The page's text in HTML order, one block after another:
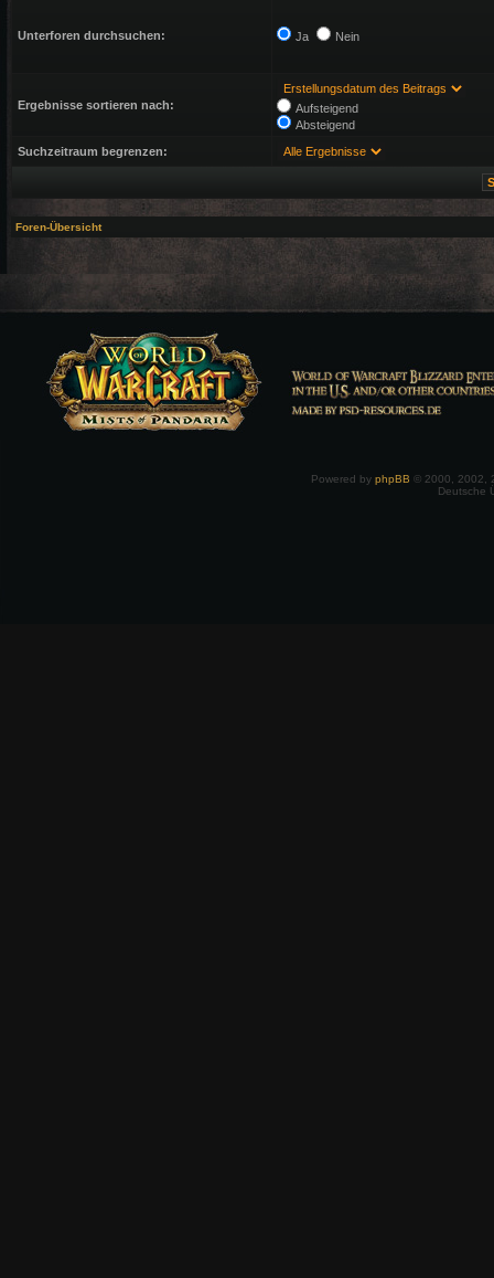
Unterforen durchsuchen: Ja Nein
Ergebnisse sortieren nach:
Aufsteigend
Absteigend
Suchzeitraum begrenzen:
Foren-Übersicht
Powered by phpBB © 2000, 2002,
Deutsche